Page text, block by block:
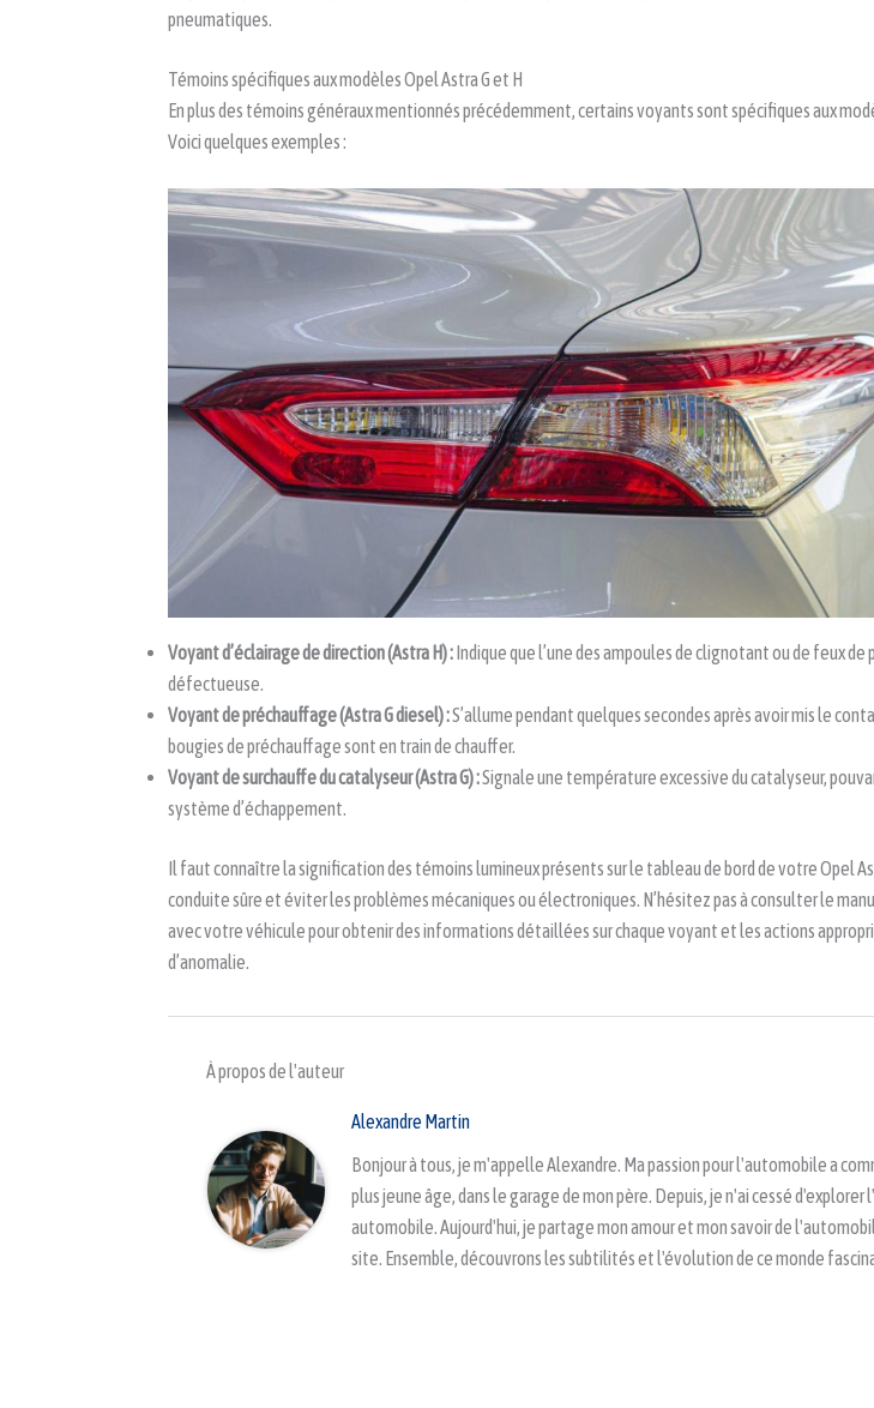
pneumatiques.
Témoins spécifiques aux modèles Opel Astra G et H
En plus des témoins généraux mentionnés précédemment, certains voyants sont spécifiques aux
Voici quelques exemples :
Voyant d’éclairage de direction (Astra H) :Indique que l’une des ampoules de clignotant ou de feux de
défectueuse.
Voyant de préchauffage (Astra G diesel) :S’allume pendant quelques secondes après avoir mis le
bougies de préchauffage sont en train de chauffer.
Voyant de surchauffe du catalyseur (Astra G) :Signale une température excessive du catalyseur,
système d’échappement.
Il faut connaître la signification des témoins lumineux présents sur le tableau de bord de votre Opel
conduite sûre et éviter les problèmes mécaniques ou électroniques. N’hésitez pas à consulter le
avec votre véhicule pour obtenir des informations détaillées sur chaque voyant et les actions
d’anomalie.
À propos de l'auteur
Alexandre Martin
Bonjour à tous, je m'appelle Alexandre. Ma passion pour l'automobile a
plus jeune âge, dans le garage de mon père. Depuis, je n'ai cessé d'explorer
automobile. Aujourd'hui, je partage mon amour et mon savoir de
site. Ensemble, découvrons les subtilités et l'évolution de ce monde